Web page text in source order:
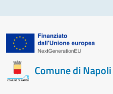
Comune di Napoli